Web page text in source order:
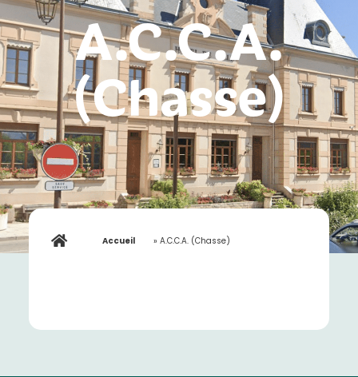
A.C.C.A.
(Chasse)
Accueil »A.C.C.A. (Chasse)